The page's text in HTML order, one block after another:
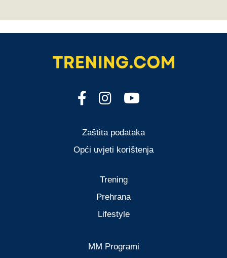
Zaštita podataka
Opći uvjeti korištenja
Trening
Prehrana
Lifestyle
MM Programi